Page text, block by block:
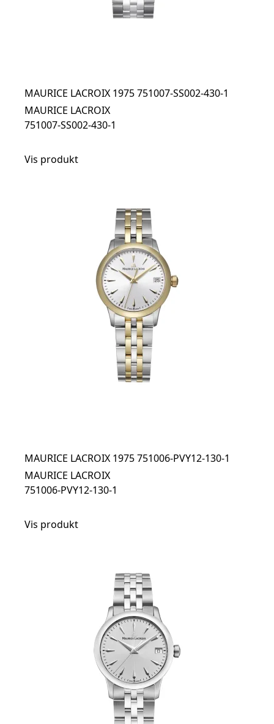
MAURICE LACROIX 1975 751007-SS002-430-1
MAURICE LACROIX
751007-SS002-430-1
Vis produkt
MAURICE LACROIX 1975 751006-PVY12-130-1
MAURICE LACROIX
751006-PVY12-130-1
Vis produkt